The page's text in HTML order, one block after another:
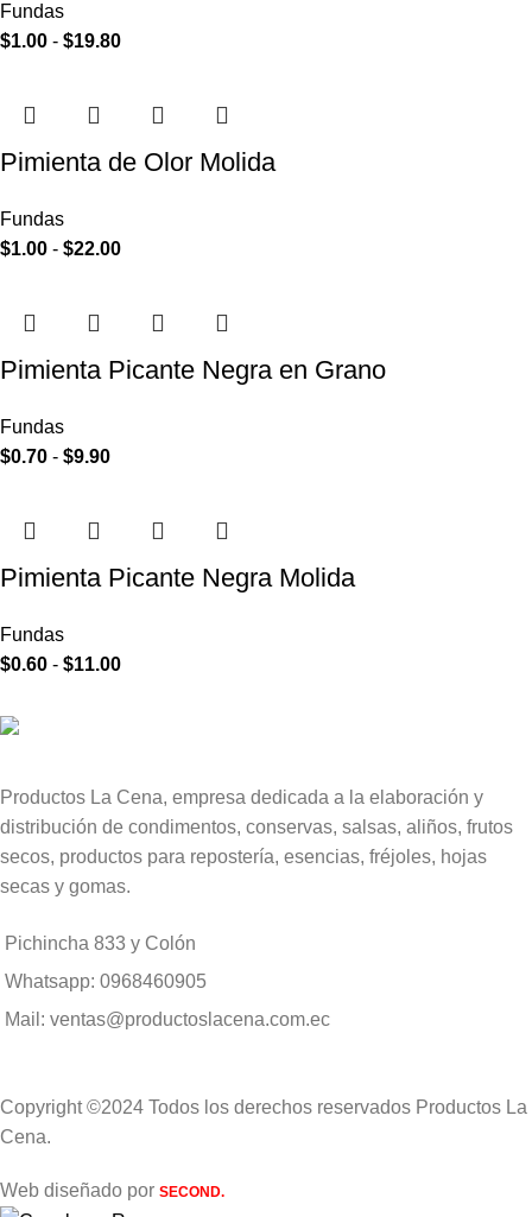
Fundas
$1.00 - $19.80
Pimienta de Olor Molida
Fundas
$1.00 - $22.00
Pimienta Picante Negra en Grano
Fundas
$0.70 - $9.90
Pimienta Picante Negra Molida
Fundas
$0.60 - $11.00
Productos La Cena, empresa dedicada a la elaboración y
distribución de condimentos, conservas, salsas, aliños, frutos
secos, productos para repostería, esencias, fréjoles, hojas
secas y gomas.
Pichincha 833 y Colón
Whatsapp: 0968460905
Mail: ventas@productoslacena.com.ec
Copyright ©2024 Todos los derechos reservados Productos La
Cena.
Web diseñado por SECOND.